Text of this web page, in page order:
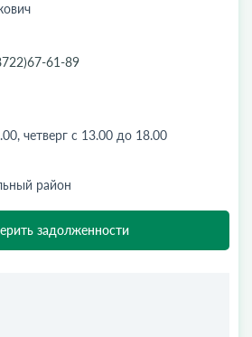
61-89
четверг с 13.00 до 18.00
район
задолженности